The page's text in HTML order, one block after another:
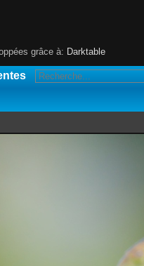
grâce à: Darktable